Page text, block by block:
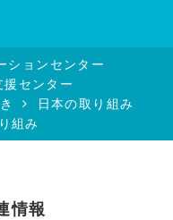
ションセンター
センター
日本の取り組み
組み
情報